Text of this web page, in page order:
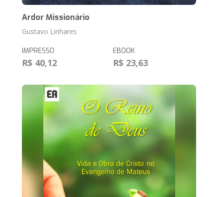
Ardor Missionário
Gustavo Linhares
IMPRESSO
R$ 40,12
EBOOK
R$ 23,63